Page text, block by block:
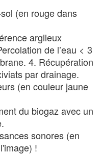
(en rouge dans
argileux
de l’eau < 3
4. Récupération
par drainage.
(en couleur jaune
du biogaz avec un
sonores (en
!